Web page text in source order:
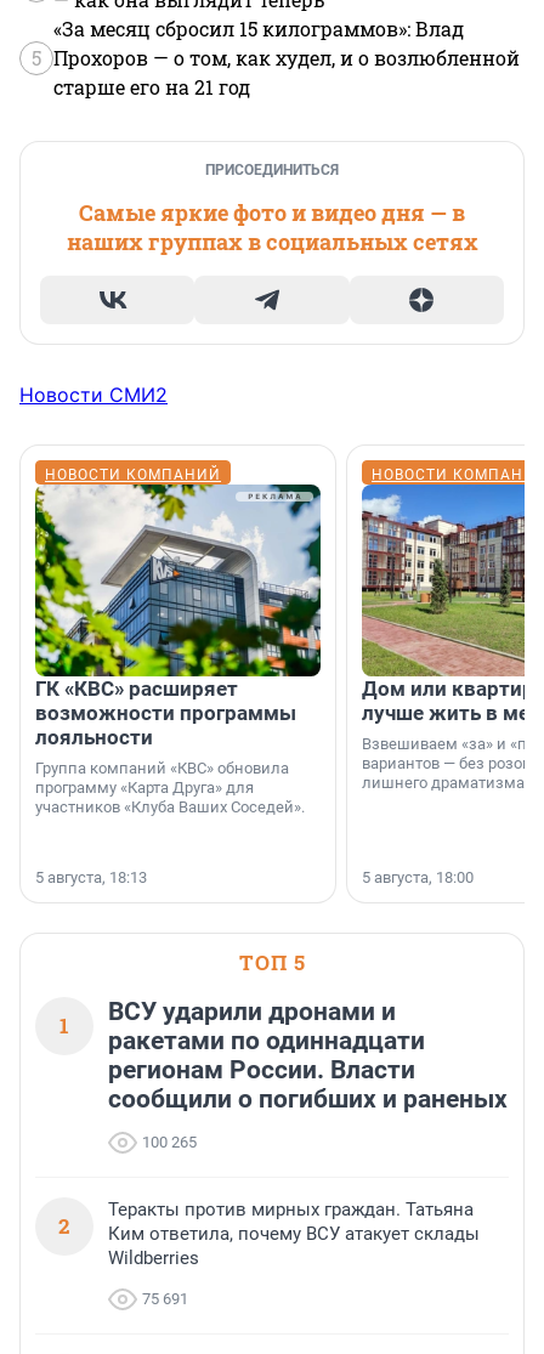
5
«За месяц сбросил 15 килограммов»: Влад
Прохоров — о том, как худел, и о возлюбленной
старше его на 21 год
ПРИСОЕДИНИТЬСЯ
Самые яркие фото и видео дня — в
наших группах в социальных сетях
Новости СМИ2
НОВОСТИ КОМПАНИЙ
ГК «КВС» расширяет
возможности программы
лояльности
Группа компаний «КВС» обновила
программу «Карта Друга» для
участников «Клуба Ваших Соседей».
5 августа, 18:13
НОВОСТИ
Дом или
лучше жить в
Взвешиваем «за» и
вариантов — без
лишнего драматизма.
5 августа, 18:00
ТОП 5
1
ВСУ ударили дронами и
ракетами по одиннадцати
регионам России. Власти
сообщили о погибших и раненых
100 265
2
Теракты против мирных граждан. Татьяна
Ким ответила, почему ВСУ атакует склады
Wildberries
75 691